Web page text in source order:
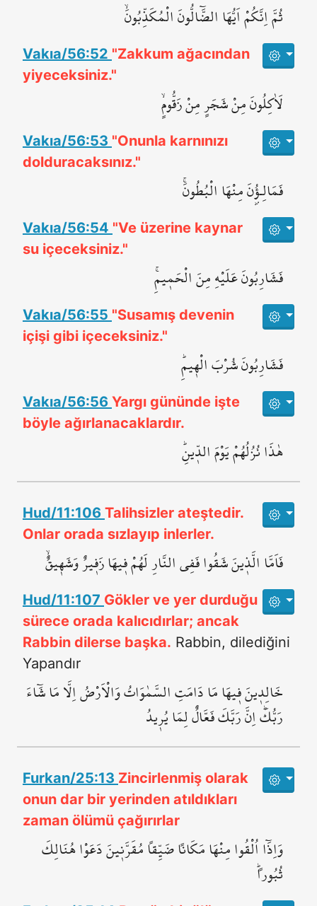
ثُمَّ اِنَّكُمْ اَيُّهَا الضَّٓالُّونَ الْمُكَذِّبُونَۙ
Vakıa/56:52 "Zakkum ağacından
yiyeceksiniz."
لَاٰكِلُونَ مِنْ شَجَرٍ مِنْ زَقُّومٍۙ
Vakıa/56:53 "Onunla karnınızı
dolduracaksınız."
فَمَالِـؤُ۫نَ مِنْهَا الْبُطُونَۚ
Vakıa/56:54 "Ve üzerine kaynar
su içeceksiniz."
فَشَارِبُونَ عَلَيْهِ مِنَ الْحَم۪يمِۚ
Vakıa/56:55 "Susamış devenin
içişi gibi içeceksiniz."
فَشَارِبُونَ شُرْبَ الْه۪يمِۜ
Vakıa/56:56 Yargı gününde işte
böyle ağırlanacaklardır.
هٰذَا نُزُلُهُمْ يَوْمَ الدّ۪ينِۜ
Hud/11:106 Talihsizler ateştedir.
Onlar orada sızlayıp inlerler.
فَاَمَّا الَّذ۪ينَ شَقُوا فَفِي النَّارِ لَهُمْ ف۪يهَا زَف۪يرٌ وَشَه۪يقٌۙ
Hud/11:107 Gökler ve yer durduğu
sürece orada kalıcıdırlar; ancak
Rabbin dilerse başka. Rabbin, dilediğini
Yapandır
خَالِد۪ينَ ف۪يهَا مَا دَامَتِ السَّمٰوَاتُ وَالْاَرْضُ اِلَّا مَا شَٓاءَ
رَبُّكَۜ اِنَّ رَبَّكَ فَعَّالٌ لِمَا يُر۪يدُ
Furkan/25:13 Zincirlenmiş olarak
onun dar bir yerinden atıldıkları
zaman ölümü çağırırlar
وَاِذَٓا اُلْقُوا مِنْهَا مَكَاناً ضَيِّقاً مُقَرَّن۪ينَ دَعَوْا هُنَالِكَ
ثُبُوراًۜ